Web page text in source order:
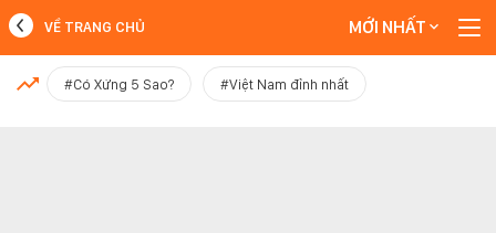
MỚI NHẤT
VỀ TRANG CHỦ MỚI NHẤT
#Có Xứng 5 Sao? #Việt Nam đỉnh nhất